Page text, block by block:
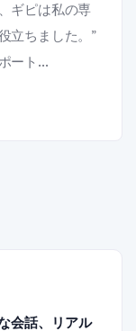
ギピは私の専
立ちました。”
ート...
会話、リアル